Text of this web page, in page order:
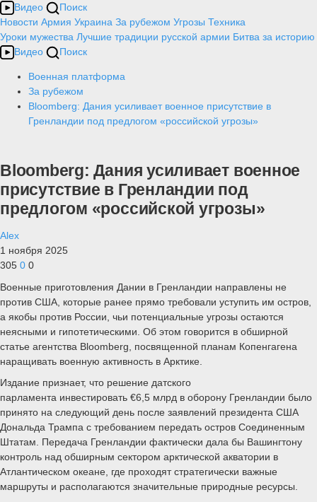
Видео
Поиск
Новости Армия Украина За рубежом Угрозы Техника
Уроки мужества Лучшие традиции русской армии Битва за историю
Видео
Поиск
Военная платформа
За рубежом
Bloomberg: Дания усиливает военное присутствие в
Гренландии под предлогом «российской угрозы»
Bloomberg: Дания усиливает военное
присутствие в Гренландии под
предлогом «российской угрозы»
Alex
1 ноября 2025
305 0 0
Военные приготовления Дании в Гренландии направлены не
против США, которые ранее прямо требовали уступить им остров,
а якобы против России, чьи потенциальные угрозы остаются
неясными и гипотетическими. Об этом говорится в обширной
статье агентства Bloomberg, посвященной планам Копенгагена
наращивать военную активность в Арктике.
Издание признает, что решение датского
парламента инвестировать €6,5 млрд в оборону Гренландии было
принято на следующий день после заявлений президента США
Дональда Трампа с требованием передать остров Соединенным
Штатам. Передача Гренландии фактически дала бы Вашингтону
контроль над обширным сектором арктической акватории в
Атлантическом океане, где проходят стратегически важные
маршруты и располагаются значительные природные ресурсы.